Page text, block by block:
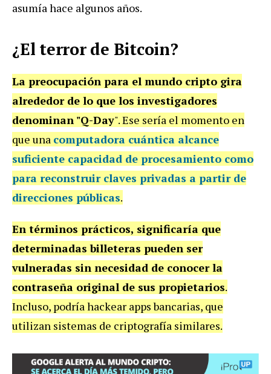
asumía hace algunos años.
¿El terror de Bitcoin?
La preocupación para el mundo cripto gira
alrededor de lo que los investigadores
denominan "Q-Day". Ese sería el momento en
que una computadora cuántica alcance
suficiente capacidad de procesamiento como
para reconstruir claves privadas a partir de
direcciones públicas.
En términos prácticos, significaría que
determinadas billeteras pueden ser
vulneradas sin necesidad de conocer la
contraseña original de sus propietarios.
Incluso, podría hackear apps bancarias, que
utilizan sistemas de criptografía similares.